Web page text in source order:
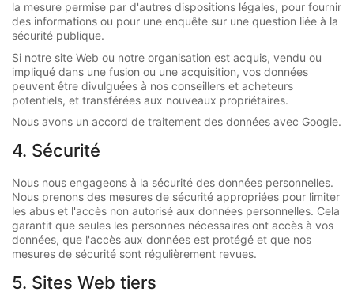
la mesure permise par d'autres dispositions légales, pour fournir
des informations ou pour une enquête sur une question liée à la
sécurité publique.
Si notre site Web ou notre organisation est acquis, vendu ou
impliqué dans une fusion ou une acquisition, vos données
peuvent être divulguées à nos conseillers et acheteurs
potentiels, et transférées aux nouveaux propriétaires.
Nous avons un accord de traitement des données avec Google.
4. Sécurité
Nous nous engageons à la sécurité des données personnelles.
Nous prenons des mesures de sécurité appropriées pour limiter
les abus et l'accès non autorisé aux données personnelles. Cela
garantit que seules les personnes nécessaires ont accès à vos
données, que l'accès aux données est protégé et que nos
mesures de sécurité sont régulièrement revues.
5. Sites Web tiers